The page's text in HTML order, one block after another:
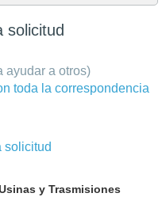
solicitud
ayudar a otros)
toda la correspondencia
solicitud
y Trasmisiones